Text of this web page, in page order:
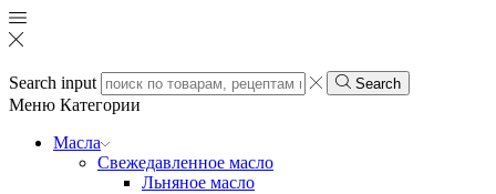
Search input Search
Меню Категории
Масла
Свежедавленное масло
Льняное масло